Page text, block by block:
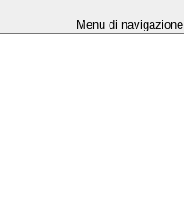
Menu di navigazione